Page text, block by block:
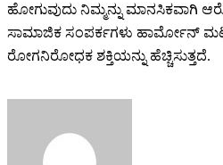
ಹೋಗುವುದು ನಿಮ್ಮನ್ನು ಮಾನಸಿಕವಾಗಿ
ಸಾಮಾಜಿಕ ಸಂಪರ್ಕಗಳು ಹಾರ್ಮೋನ್
ರೋಗನಿರೋಧಕ ಶಕ್ತಿಯನ್ನು ಹೆಚ್ಚಿಸುತ್ತದೆ.